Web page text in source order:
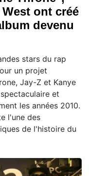
ont créé
devenu
stars du rap
un projet
Jay-Z et Kanye
et
les années 2010.
l'une des
de l'histoire du